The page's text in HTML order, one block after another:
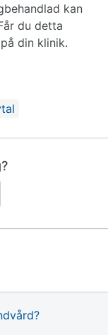
kan
du detta
din klinik.